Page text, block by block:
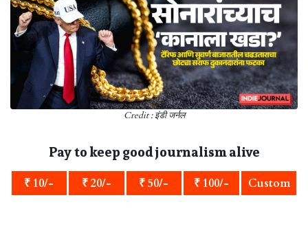
Credit : इंडी जर्नल
Pay to keep good journalism alive
₹ 10/- ₹ 20/- ₹ 50/- ₹ 100/- Custom